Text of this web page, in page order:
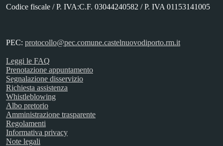
Codice fiscale / P. IVA:C.F. 03044240582 / P. IVA 01153141005
PEC: protocollo@pec.comune.castelnuovodiporto.rm.it
Leggi le FAQ
Prenotazione appuntamento
Segnalazione disservizio
Richiesta assistenza
Whistleblowing
Albo pretorio
Amministrazione trasparente
Regolamenti
Informativa privacy
Note legali